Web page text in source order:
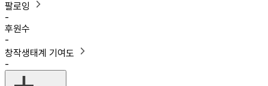
팔로잉
-
후원수
-
창작생태계 기여도
-